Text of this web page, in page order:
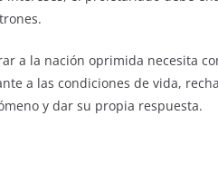
a la nación oprimida necesita
a las condiciones de vida,
y dar su propia respuesta.